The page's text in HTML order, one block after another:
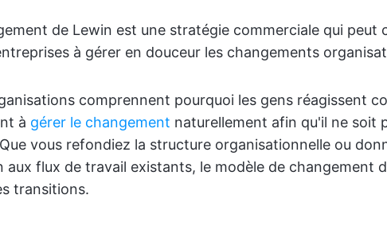
de Lewin est une stratégie commerciale qui peut
à gérer en douceur les changements
comprennent pourquoi les gens réagissent
à gérer le changement naturellement afin qu'il ne soit
vous refondiez la structure organisationnelle ou
aux flux de travail existants, le modèle de changement
transitions.